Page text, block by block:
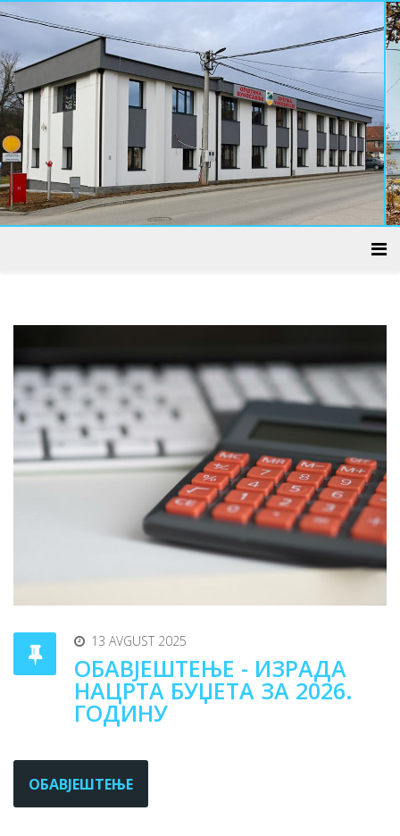
13 AVGUST 2025
ОБАВЈЕШТЕЊЕ - ИЗРАДА
НАЦРТА БУЏЕТА ЗА 2026.
ГОДИНУ
ОБАВЈЕШТЕЊЕ